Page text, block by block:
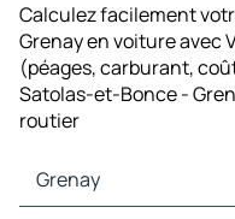
Calculez facilement
Grenay en voiture avec
(péages, carburant,
Satolas-et-Bonce -
routier
Grenay